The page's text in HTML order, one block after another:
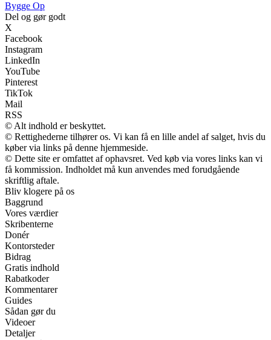
Bygge Op
Del og gør godt
X
Facebook
Instagram
LinkedIn
YouTube
Pinterest
TikTok
Mail
RSS
© Alt indhold er beskyttet.
© Rettighederne tilhører os. Vi kan få en lille andel af salget, hvis du
køber via links på denne hjemmeside.
© Dette site er omfattet af ophavsret. Ved køb via vores links kan vi
få kommission. Indholdet må kun anvendes med forudgående
skriftlig aftale.
Bliv klogere på os
Baggrund
Vores værdier
Skribenterne
Donér
Kontorsteder
Bidrag
Gratis indhold
Rabatkoder
Kommentarer
Guides
Sådan gør du
Videoer
Detaljer